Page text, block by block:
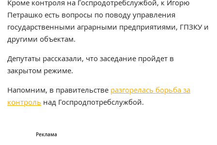
Кроме контроля на Госпродотребслужбой, к Игорю
Петрашко есть вопросы по поводу управления
государственными аграрными предприятиями, ГПЗКУ и
другими объектам.
Депутаты рассказали, что заседание пройдет в
закрытом режиме.
Напомним, в правительстве разгорелась борьба за
контроль над Госпродпотребслужбой.